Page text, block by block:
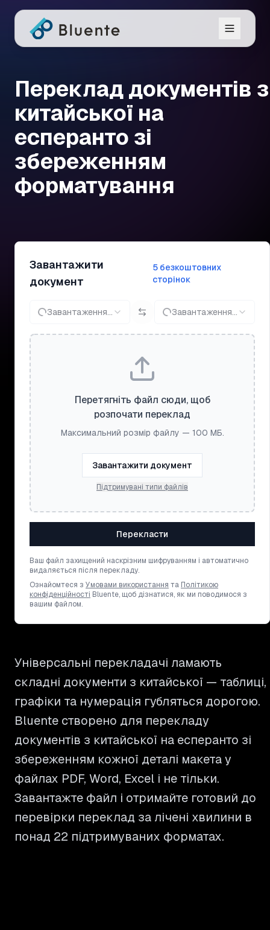
Переклад документів з
китайської на
есперанто зі
збереженням
форматування
Завантажити
документ
5 безкоштовних
сторінок
Завантаження... Завантаження...
Перетягніть файл сюди, щоб
розпочати переклад
Максимальний розмір файлу — 100 МБ.
Завантажити документ
Підтримувані типи файлів
Перекласти
Ваш файл захищений наскрізним шифруванням і автоматично
видаляється після перекладу.
Ознайомтеся з Умовами використання та Політикою
конфіденційності Bluente, щоб дізнатися, як ми поводимося з
вашим файлом.
Універсальні перекладачі ламають
складні документи з китайської — таблиці,
графіки та нумерація губляться дорогою.
Bluente створено для перекладу
документів з китайської на есперанто зі
збереженням кожної деталі макета у
файлах PDF, Word, Excel і не тільки.
Завантажте файл і отримайте готовий до
перевірки переклад за лічені хвилини в
понад 22 підтримуваних форматах.